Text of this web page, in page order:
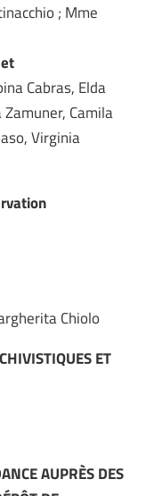
; Mme
Cabras, Elda
Camila
Virginia
Chiolo
ET
AUPRÈS DES